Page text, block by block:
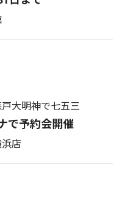
大明神で七五三
で予約会開催
店